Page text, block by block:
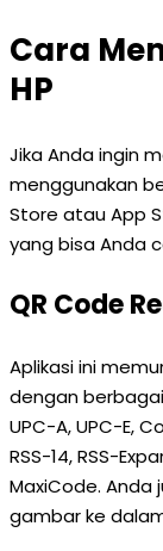
Cara
HP
Jika Anda ingin
menggunakan
Store atau App
yang bisa Anda
QR Code
Aplikasi ini
dengan berbagai
UPC-A, UPC-E,
RSS-14, RSS-
MaxiCode.
gambar ke